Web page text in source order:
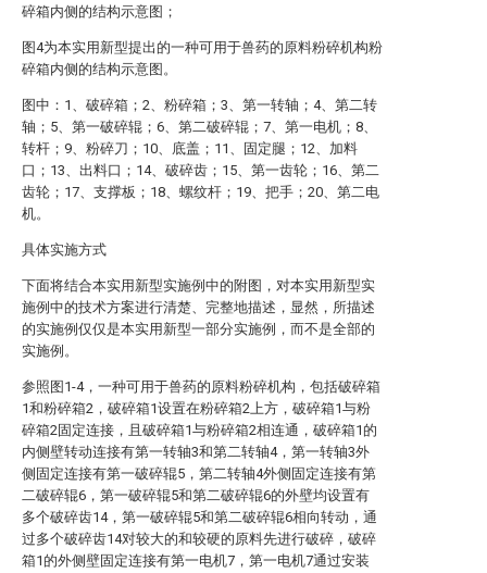
碎箱内侧的结构示意图；
图4为本实用新型提出的一种可用于兽药的原料粉碎机构粉
碎箱内侧的结构示意图。
图中：1、破碎箱；2、粉碎箱；3、第一转轴；4、第二转
轴；5、第一破碎辊；6、第二破碎辊；7、第一电机；8、
转杆；9、粉碎刀；10、底盖；11、固定腿；12、加料
口；13、出料口；14、破碎齿；15、第一齿轮；16、第二
齿轮；17、支撑板；18、螺纹杆；19、把手；20、第二电
机。
具体实施方式
下面将结合本实用新型实施例中的附图，对本实用新型实
施例中的技术方案进行清楚、完整地描述，显然，所描述
的实施例仅仅是本实用新型一部分实施例，而不是全部的
实施例。
参照图1-4，一种可用于兽药的原料粉碎机构，包括破碎箱
1和粉碎箱2，破碎箱1设置在粉碎箱2上方，破碎箱1与粉
碎箱2固定连接，且破碎箱1与粉碎箱2相连通，破碎箱1的
内侧壁转动连接有第一转轴3和第二转轴4，第一转轴3外
侧固定连接有第一破碎辊5，第二转轴4外侧固定连接有第
二破碎辊6，第一破碎辊5和第二破碎辊6的外壁均设置有
多个破碎齿14，第一破碎辊5和第二破碎辊6相向转动，通
过多个破碎齿14对较大的和较硬的原料先进行破碎，破碎
箱1的外侧壁固定连接有第一电机7，第一电机7通过安装